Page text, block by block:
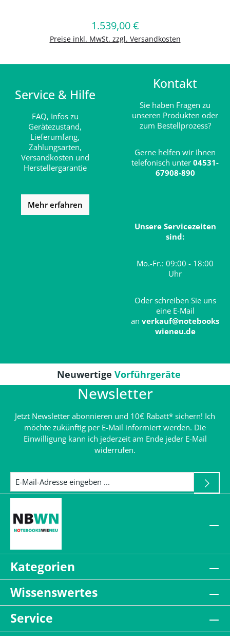
Regulärer Preis:
1.539,00 €
Preise inkl. MwSt. zzgl. Versandkosten
In den Warenkorb
Service & Hilfe
FAQ, Infos zu
Gerätezustand,
Lieferumfang,
Zahlungsarten,
Versandkosten und
Herstellergarantie
Mehr erfahren
Kontakt
Sie haben Fragen zu
unseren Produkten oder
zum Bestellprozess?
Gerne helfen wir Ihnen
telefonisch unter 04531-
67908-890
Unsere Servicezeiten
sind:
Mo.-Fr.: 09:00 - 18:00
Uhr
Oder schreiben Sie uns
eine E-Mail
an verkauf@notebooks
wieneu.de
Neuwertige Vorführgeräte
Newsletter
Jetzt Newsletter abonnieren und 10€ Rabatt* sichern! Ich
möchte zukünftig per E-Mail informiert werden. Die
Einwilligung kann ich jederzeit am Ende jeder E-Mail
widerrufen.
Kategorien
Wissenswertes
Service